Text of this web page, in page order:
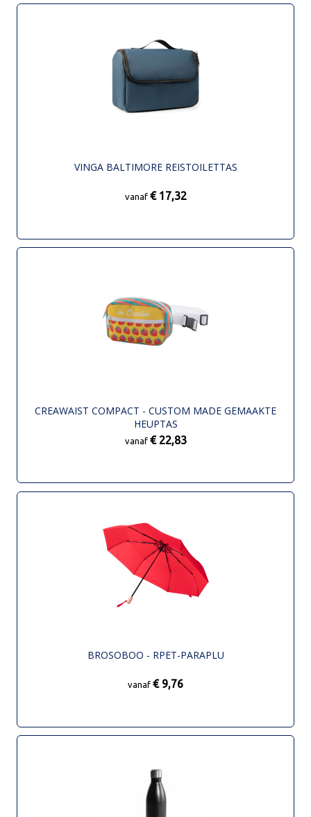
VINGA BALTIMORE REISTOILETTAS
vanaf € 17,32
CREAWAIST COMPACT - CUSTOM MADE GEMAAKTE
HEUPTAS
vanaf € 22,83
BROSOBOO - RPET-PARAPLU
vanaf € 9,76